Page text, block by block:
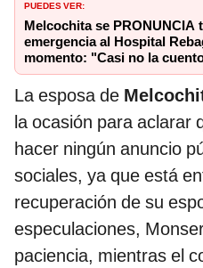
PUEDES VER:
Melcochita se PRONUNCIA
emergencia al Hospital
momento: "Casi no la
La esposa de
la ocasión para aclarar
hacer ningún anuncio
sociales, ya que está
recuperación de su
especulaciones,
paciencia, mientras el